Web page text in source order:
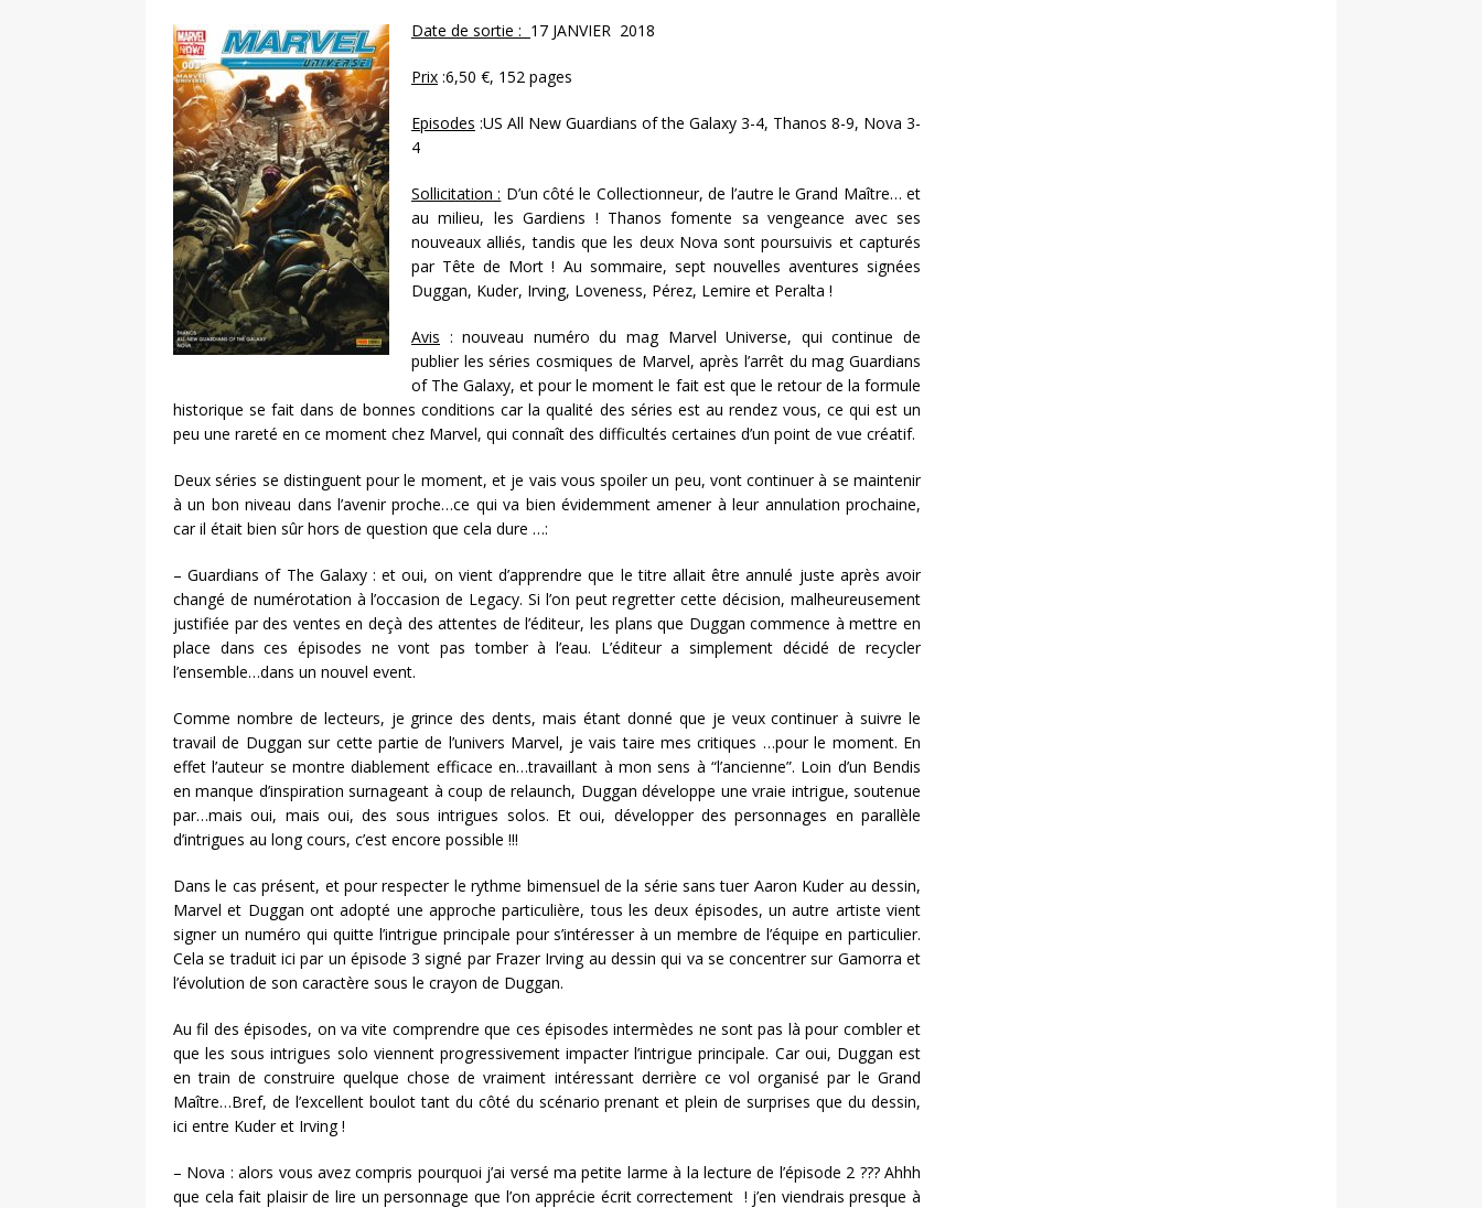
Date de sortie : 17 JANVIER 2018
Prix :6,50 €, 152 pages
Episodes :US All New Guardians of the Galaxy 3-4, Thanos 8-9, Nova 3-
4
Sollicitation : D’un côté le Collectionneur, de l’autre le Grand Maître… et
au milieu, les Gardiens ! Thanos fomente sa vengeance avec ses
nouveaux alliés, tandis que les deux Nova sont poursuivis et capturés
par Tête de Mort ! Au sommaire, sept nouvelles aventures signées
Duggan, Kuder, Irving, Loveness, Pérez, Lemire et Peralta !
Avis : nouveau numéro du mag Marvel Universe, qui continue de
publier les séries cosmiques de Marvel, après l’arrêt du mag Guardians
of The Galaxy, et pour le moment le fait est que le retour de la formule
historique se fait dans de bonnes conditions car la qualité des séries est au rendez vous, ce qui est un
peu une rareté en ce moment chez Marvel, qui connaît des difficultés certaines d’un point de vue créatif.
Deux séries se distinguent pour le moment, et je vais vous spoiler un peu, vont continuer à se maintenir
à un bon niveau dans l’avenir proche…ce qui va bien évidemment amener à leur annulation prochaine,
car il était bien sûr hors de question que cela dure …:
– Guardians of The Galaxy : et oui, on vient d’apprendre que le titre allait être annulé juste après avoir
changé de numérotation à l’occasion de Legacy. Si l’on peut regretter cette décision, malheureusement
justifiée par des ventes en deçà des attentes de l’éditeur, les plans que Duggan commence à mettre en
place dans ces épisodes ne vont pas tomber à l’eau. L’éditeur a simplement décidé de recycler
l’ensemble…dans un nouvel event.
Comme nombre de lecteurs, je grince des dents, mais étant donné que je veux continuer à suivre le
travail de Duggan sur cette partie de l’univers Marvel, je vais taire mes critiques …pour le moment. En
effet l’auteur se montre diablement efficace en…travaillant à mon sens à “l’ancienne”. Loin d’un Bendis
en manque d’inspiration surnageant à coup de relaunch, Duggan développe une vraie intrigue, soutenue
par…mais oui, mais oui, des sous intrigues solos. Et oui, développer des personnages en parallèle
d’intrigues au long cours, c’est encore possible !!!
Dans le cas présent, et pour respecter le rythme bimensuel de la série sans tuer Aaron Kuder au dessin,
Marvel et Duggan ont adopté une approche particulière, tous les deux épisodes, un autre artiste vient
signer un numéro qui quitte l’intrigue principale pour s’intéresser à un membre de l’équipe en particulier.
Cela se traduit ici par un épisode 3 signé par Frazer Irving au dessin qui va se concentrer sur Gamorra et
l’évolution de son caractère sous le crayon de Duggan.
Au fil des épisodes, on va vite comprendre que ces épisodes intermèdes ne sont pas là pour combler et
que les sous intrigues solo viennent progressivement impacter l’intrigue principale. Car oui, Duggan est
en train de construire quelque chose de vraiment intéressant derrière ce vol organisé par le Grand
Maître…Bref, de l’excellent boulot tant du côté du scénario prenant et plein de surprises que du dessin,
ici entre Kuder et Irving !
– Nova : alors vous avez compris pourquoi j’ai versé ma petite larme à la lecture de l’épisode 2 ??? Ahhh
que cela fait plaisir de lire un personnage que l’on apprécie écrit correctement ! j’en viendrais presque à